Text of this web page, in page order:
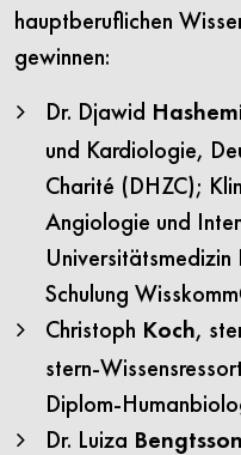
hauptberuflichen
gewinnen:
Dr. Djawid
und Kardiologie,
Charité (DHZC);
Angiologie und
Schulung
Christoph Koch,
stern-
Diplom-
Dr. Luiza Bengtsson